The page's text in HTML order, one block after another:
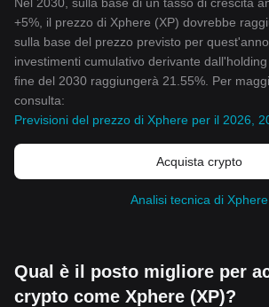
+5%, il prezzo di Xphere (XP) dovrebbe
sulla base del prezzo previsto per
investimenti cumulativo derivante
fine del 2030 raggiungerà 21.55%. Per
consulta:
Previsioni del prezzo di Xphere per il 2026,
Acquista crypto
Analisi tecnica di Xphere
Qual è il posto migliore per
crypto come Xphere (XP)?